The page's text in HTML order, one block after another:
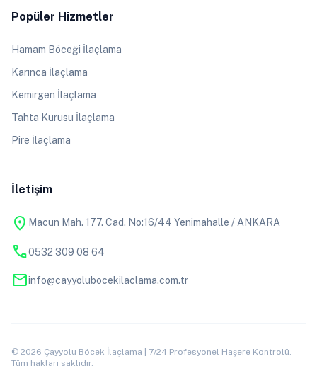
Popüler Hizmetler
Hamam Böceği İlaçlama
Karınca İlaçlama
Kemirgen İlaçlama
Tahta Kurusu İlaçlama
Pire İlaçlama
İletişim
location_on Macun Mah. 177. Cad. No:16/44 Yenimahalle / ANKARA
phone0532 309 08 64
mailinfo@cayyolubocekilaclama.com.tr
© 2026 Çayyolu Böcek İlaçlama | 7/24 Profesyonel Haşere Kontrolü.
Tüm hakları saklıdır.